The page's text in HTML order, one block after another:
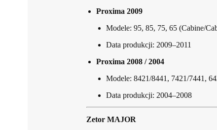
Proxima 2009
Modele: 95, 85, 75, 65 (Cabine/
Data produkcji: 2009–2011
Proxima 2008 / 2004
Modele: 8421/8441, 7421/7441,
Data produkcji: 2004–2008
Zetor MAJOR